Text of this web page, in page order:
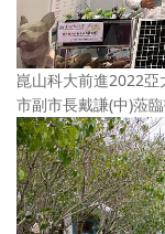
崑山科大前進2022
市副市長戴謙(中)蒞